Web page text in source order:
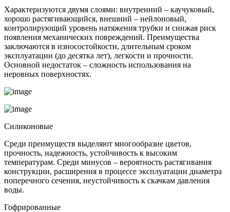
Характеризуются двумя слоями: внутренний – каучуковый,
хорошо растягивающийся, внешний – нейлоновый,
контролирующий уровень натяжения трубки и снижая риск
появления механических повреждений. Преимущества
заключаются в износостойкости, длительным сроком
эксплуатации (до десятка лет), легкости и прочности.
Основной недостаток – сложность использования на
неровных поверхностях.
Силиконовые
Среди преимуществ выделяют многообразие цветов,
прочность, надежность, устойчивость к высоким
температурам. Среди минусов – вероятность растягивания
конструкции, расширения в процессе эксплуатации диаметра
поперечного сечения, неустойчивость к скачкам давления
воды.
Гофрированные